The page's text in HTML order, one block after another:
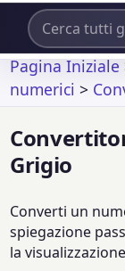
Pagina Iniziale
numerici >
Grigio
Converti un
spiegazione
la